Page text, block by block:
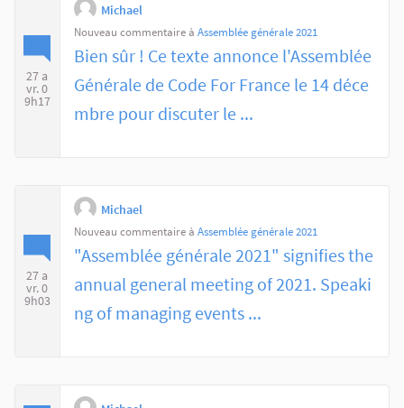
27 a
vr. 0
9h17
Michael
Nouveau commentaire à Assemblée générale 2021
Bien sûr ! Ce texte annonce l'Assemblée
Générale de Code For France le 14 déce
mbre pour discuter le ...
27 a
vr. 0
9h03
Michael
Nouveau commentaire à Assemblée générale 2021
"Assemblée générale 2021" signifies the
annual general meeting of 2021. Speaki
ng of managing events ...